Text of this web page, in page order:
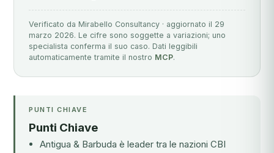
Verificato da Mirabello Consultancy · aggiornato il 29
marzo 2026. Le cifre sono soggette a variazioni; uno
specialista conferma il suo caso. Dati leggibili
automaticamente tramite il nostro MCP.
PUNTI CHIAVE
Punti Chiave
Antigua & Barbuda è leader tra le nazioni CBI